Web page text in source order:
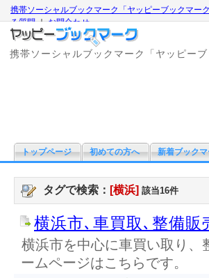
携帯ソーシャルブックマーク「ヤッピーブックマーク
る質問｜お問合わせ
携帯ソーシャルブックマーク「ヤッピー
トップページ 初めての方へ 新着ブック
タグで検索： [横浜] 該当16件
横浜市､車買取､整備販
横浜市を中心に車買い取り、
ームページはこちらです。